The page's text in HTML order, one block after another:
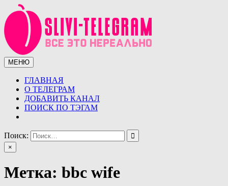
Перейти
к
содержимому
Сливы телеграмм (telegram)
Сливы ТГ (telegram) от курсов до слив знаменитостей.
Уникальная база слив ТГ
МЕНЮ
ГЛАВНАЯ
О ТЕЛЕГРАМ
ДОБАВИТЬ КАНАЛ
ПОИСК ПО ТЭГАМ
Поиск:
×
Метка: bbc wife